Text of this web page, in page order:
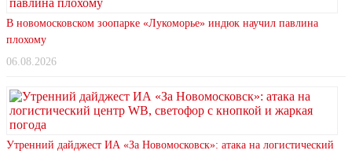
В новомосковском зоопарке «Лукоморье» индюк научил павлина
плохому
06.08.2026
Утренний дайджест ИА «За Новомосковск»: атака на логистический